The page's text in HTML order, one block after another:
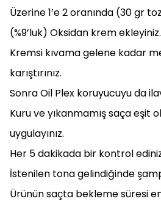
Üzerine 1’e 2 oranında (30 gr
(%9’luk) Oksidan krem ekleyiniz.
Kremsi kıvama gelene kadar
karıştırınız.
Sonra Oil Plex koruyucuyu da
Kuru ve yıkanmamış saça eşit
uygulayınız.
Her 5 dakikada bir kontrol
İstenilen tona gelindiğinde
Ürünün saçta bekleme süresi